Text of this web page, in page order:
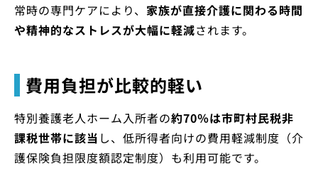
常時の専門ケアにより、 家族が直接介護に関わる時間
や精神的なストレスが大幅に軽減されます。
費用負担が比較的軽い
特別養護老人ホーム入所者の約70％は市町村民税非
課税世帯に該当 し、低所得者向けの費用軽減制度（介
護保険負担限度額認定制度）も利用可能です。